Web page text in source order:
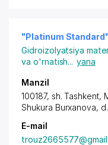
"Platinum
Gidroizolyatsiya
va o'rnatish... yana
Manzil
100187, sh. Tashkent,
Shukura Burxanova,
E-mail